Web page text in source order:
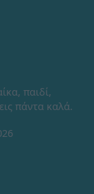
παιδί,
πάντα καλά.